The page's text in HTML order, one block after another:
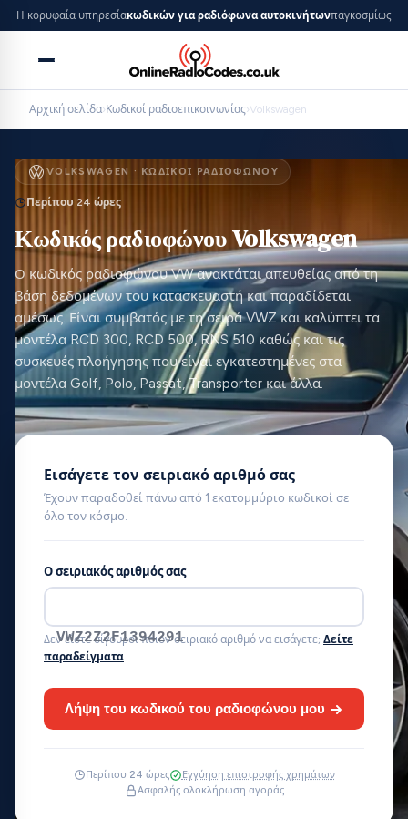
Η κορυφαία υπηρεσίακωδικών για ραδιόφωνα αυτοκινήτωνπαγκοσμίως
Αρχική σελίδα› Κωδικοί ραδιοεπικοινωνίας›Volkswagen
VOLKSWAGEN · ΚΩΔΙΚΟΊ ΡΑΔΙΟΦΏΝΟΥ
Περίπου 24 ώρες
Κωδικός ραδιοφώνου Volkswagen
Ο κωδικός ραδιοφώνου VW ανακτάται απευθείας από τη
βάση δεδομένων του κατασκευαστή και παραδίδεται
αμέσως. Είναι συμβατός με τη σειρά VWZ και καλύπτει τα
μοντέλα RCD 300, RCD 500, RNS 510 καθώς και τις
συσκευές πλοήγησης που είναι εγκατεστημένες στα
μοντέλα Golf, Polo, Passat, Transporter και άλλα.
Εισάγετε τον σειριακό αριθμό σας
Έχουν παραδοθεί πάνω από 1 εκατομμύριο κωδικοί σε
όλο τον κόσμο.
Ο σειριακός αριθμός σας
VWZ1Z1L123456
Δεν είστε σίγουροι ποιον σειριακό αριθμό να εισάγετε; Δείτε
παραδείγματα
Λήψη του κωδικού του ραδιοφώνου μου
Περίπου 24 ώρες
Εγγύηση επιστροφής χρημάτων
Ασφαλής ολοκλήρωση αγοράς